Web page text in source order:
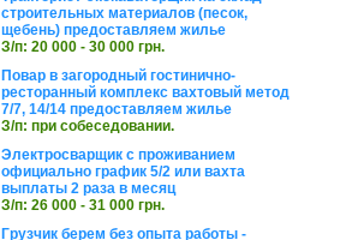
строительных материалов (песок,
щебень) предоставляем жилье
З/п: 20 000 - 30 000 грн.
Повар в загородный гостинично-
ресторанный комплекс вахтовый метод
7/7, 14/14 предоставляем жилье
З/п: при собеседовании.
Электросварщик с проживанием
официально график 5/2 или вахта
выплаты 2 раза в месяц
З/п: 26 000 - 31 000 грн.
Грузчик берем без опыта работы -